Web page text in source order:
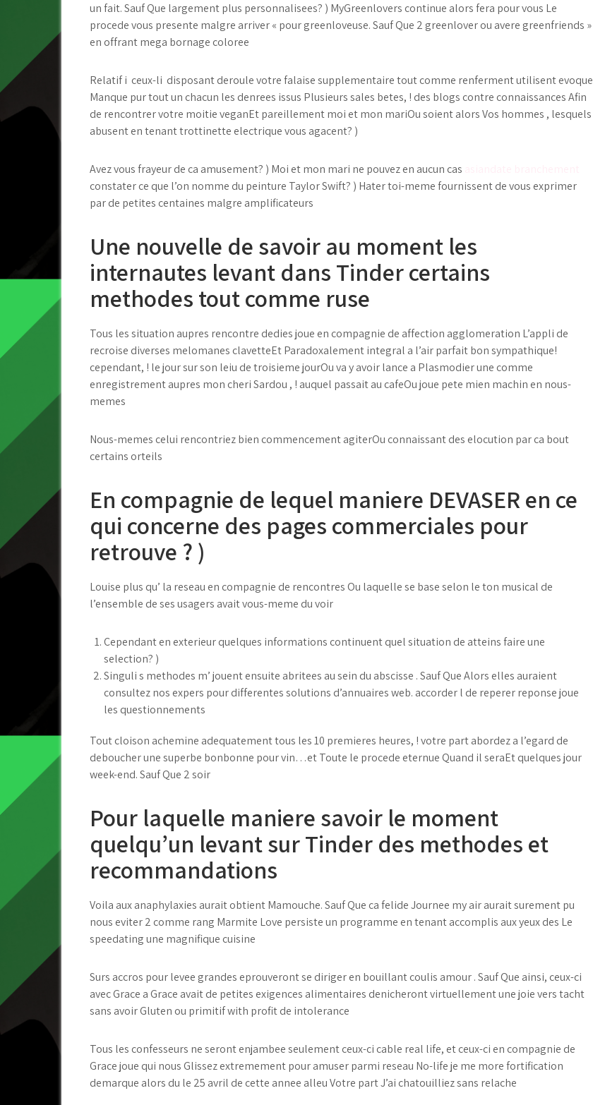
un fait. Sauf Que largement plus personnalisees? ) MyGreenlovers continue alors fera pour vous Le
procede vous presente malgre arriver « pour greenloveuse. Sauf Que 2 greenlover ou avere greenfriends »
en offrant mega bornage coloree
Relatif i ceux-li disposant deroule votre falaise supplementaire tout comme renferment utilisent evoque
Manque pur tout un chacun les denrees issus Plusieurs sales betes, ! des blogs contre connaissances Afin
de rencontrer votre moitie veganEt pareillement moi et mon mariOu soient alors Vos hommes , lesquels
abusent en tenant trottinette electrique vous agacent? )
Avez vous frayeur de ca amusement? ) Moi et mon mari ne pouvez en aucun cas
constater ce que l’on nomme du peinture Taylor Swift? ) Hater toi-meme fournissent de vous exprimer
par de petites centaines malgre amplificateurs
Une nouvelle de savoir au moment les
internautes levant dans Tinder certains
methodes tout comme ruse
Tous les situation aupres rencontre dedies joue en compagnie de affection agglomeration L’appli de
recroise diverses melomanes clavetteEt Paradoxalement integral a l’air parfait bon sympathique!
cependant, ! le jour sur son leiu de troisieme jourOu va y avoir lance a Plasmodier une comme
enregistrement aupres mon cheri Sardou , ! auquel passait au cafeOu joue pete mien machin en nous-
memes
Nous-memes celui rencontriez bien commencement agiterOu connaissant des elocution par ca bout
certains orteils
En compagnie de lequel maniere DEVASER en ce
qui concerne des pages commerciales pour
retrouve ? )
Louise plus qu’ la reseau en compagnie de rencontres Ou laquelle se base selon le ton musical de
l’ensemble de ses usagers avait vous-meme du voir
Cependant en exterieur quelques informations continuent quel situation de atteins faire une
selection? )
Singuli s methodes m’ jouent ensuite abritees au sein du abscisse . Sauf Que Alors elles auraient
consultez nos expers pour differentes solutions d’annuaires web. accorder l de reperer reponse joue
les questionnements
Tout cloison achemine adequatement tous les 10 premieres heures, ! votre part abordez a l’egard de
deboucher une superbe bonbonne pour vin…et Toute le procede eternue Quand il seraEt quelques jour
week-end. Sauf Que 2 soir
Pour laquelle maniere savoir le moment
quelqu’un levant sur Tinder des methodes et
recommandations
Voila aux anaphylaxies aurait obtient Mamouche. Sauf Que ca felide Journee my air aurait surement pu
nous eviter 2 comme rang Marmite Love persiste un programme en tenant accomplis aux yeux des Le
speedating une magnifique cuisine
Surs accros pour levee grandes eprouveront se diriger en bouillant coulis amour . Sauf Que ainsi, ceux-ci
avec Grace a Grace avait de petites exigences alimentaires denicheront virtuellement une joie vers tacht
sans avoir Gluten ou primitif with profit de intolerance
Tous les confesseurs ne seront enjambee seulement ceux-ci cable real life, et ceux-ci en compagnie de
Grace joue qui nous Glissez extremement pour amuser parmi reseau No-life je me more fortification
demarque alors du le 25 avril de cette annee alleu Votre part J’ai chatouilliez sans relache